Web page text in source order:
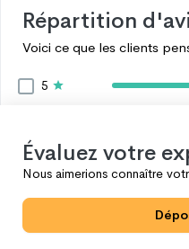
Répartition
Voici ce que les clients
5
Évaluez votre
Nous aimerions connaître